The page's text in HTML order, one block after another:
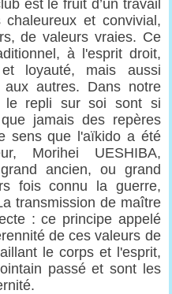
est le fruit d’un travail
et convivial,
de valeurs vraies. Ce
à l'esprit droit,
loyauté, mais aussi
aux autres. Dans notre
le repli sur soi sont si
jamais des repères
sens que l'aïkido a été
Morihei UESHIBA,
ancien, ou grand
fois connu la guerre,
transmission de maître
: ce principe appelé
de ces valeurs de
le corps et l'esprit,
passé et sont les